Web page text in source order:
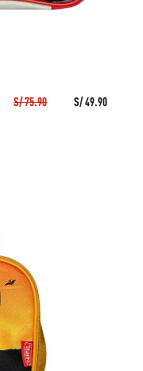
S/ 75.90 S/ 49.90